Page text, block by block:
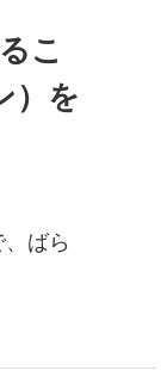
こ
）を
ばら